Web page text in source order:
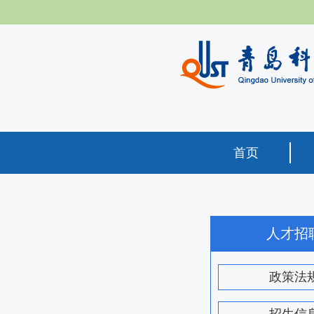
首页
人才招
政策法